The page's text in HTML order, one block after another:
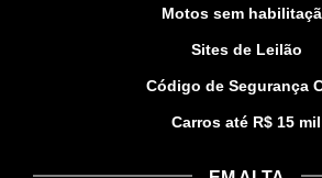
Motos sem
Sites de Leilão
Código de Segurança
Carros até R$ 15 mil